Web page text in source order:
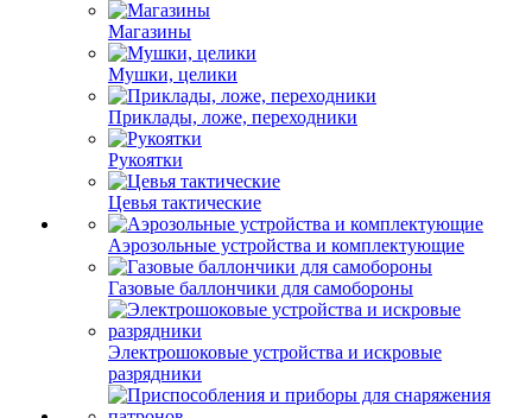
Магазины
Мушки, целики
Приклады, ложе, переходники
Рукоятки
Цевья тактические
Аэрозольные устройства и комплектующие
Газовые баллончики для самобороны
Электрошоковые устройства и искровые
разрядники